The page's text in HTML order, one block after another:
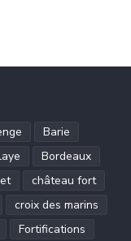
Barie
Bordeaux
château fort
croix des marins
Fortifications